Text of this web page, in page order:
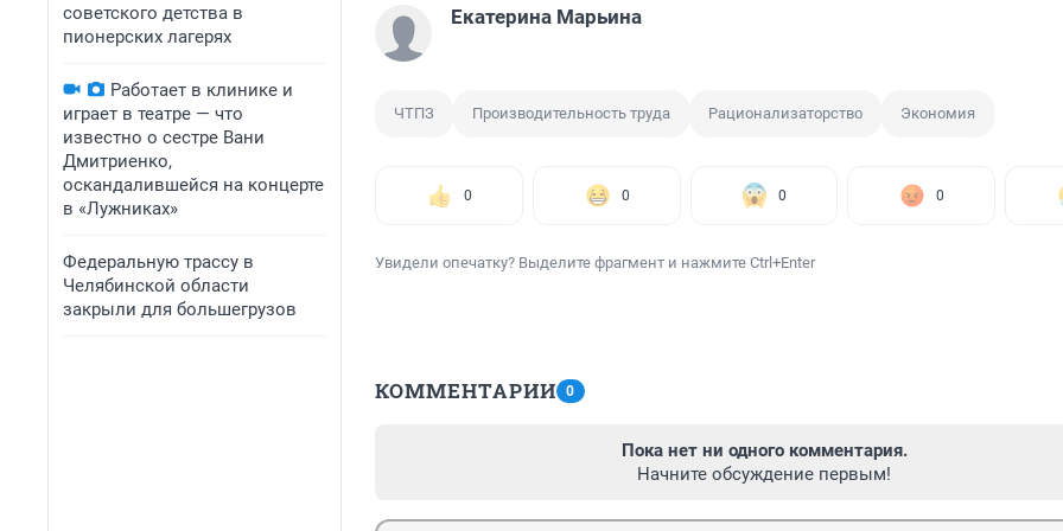
советского детства в
пионерских лагерях
Работает в клинике и
играет в театре — что
известно о сестре Вани
Дмитриенко,
оскандалившейся на концерте
в «Лужниках»
Федеральную трассу в
Челябинской области
закрыли для большегрузов
Екатерина Марьина
ЧТПЗ Производительность труда Рационализаторство Экономия
0 0 0 0
Увидели опечатку? Выделите фрагмент и нажмите Ctrl+Enter
КОММЕНТАРИИ 0
Пока нет ни одного комментария.
Начните обсуждение первым!